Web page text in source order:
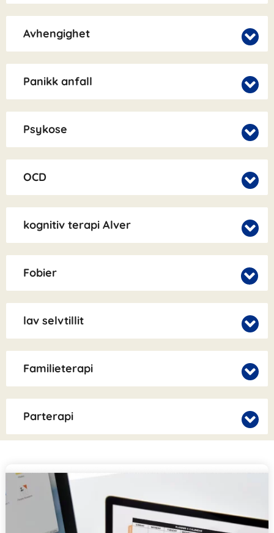
Avhengighet
Panikk anfall
Psykose
OCD
kognitiv terapi Alver
Fobier
lav selvtillit
Familieterapi
Parterapi